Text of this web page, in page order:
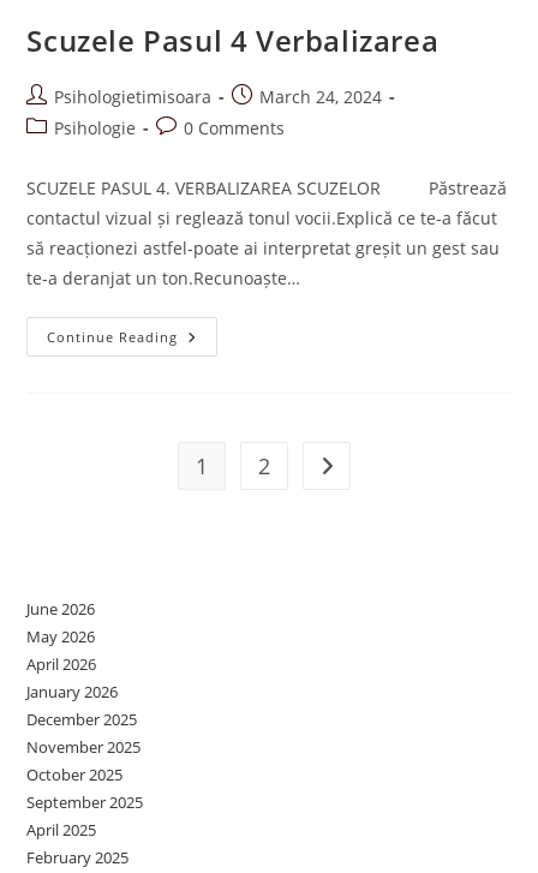
Scuzele Pasul 4 Verbalizarea
Post
author:
Psihologietimisoara
Post
published:
March 24, 2024
PostPsihologie
Post0 Comments
SCUZELE PASUL 4. VERBALIZAREA SCUZELOR Păstrează
contactul vizual și reglează tonul vocii.Explică ce te-a făcut
să reacționezi astfel-poate ai interpretat greșit un gest sau
te-a deranjat un ton.Recunoaște…
Continue Reading Scuzele
Pasul
1 2 Go to the next page
June 2026
May 2026
April 2026
January 2026
December 2025
November 2025
October 2025
September 2025
April 2025
February 2025